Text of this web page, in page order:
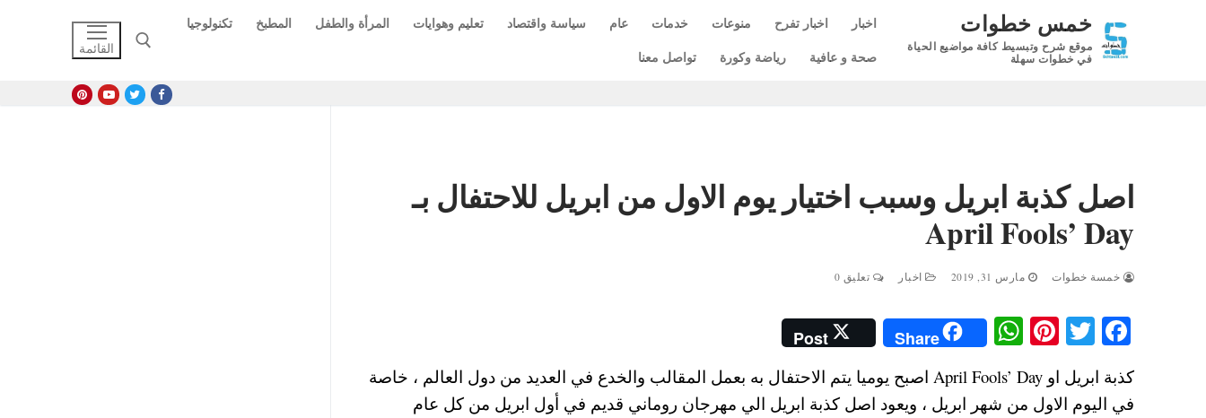
خمس خطوات
موقع شرح وتبسيط كافة مواضيع الحياة
في خطوات سهلة
اخبار اخبار تفرح منوعات خدمات عام سياسة واقتصاد تعليم وهوايات المرأة والطفل المطبخ
تكنولوجيا
صحة و عافية
رياضة وكورة تواصل معنا القائمة
اصل كذبة ابريل وسبب اختيار يوم الاول من ابريل للاحتفال بـ
April Fools’ Day
خمسة خطوات مارس 31, 2019 اخبار تعليق 0
Fa
ce
bo
T
wi
tte
Pi
er
W
ha
ts
Share
Post
كذبة ابريل او April Fools’ Day اصبح يوميا يتم الاحتفال به بعمل المقالب والخدع في العديد من دول العالم ، خاصة
في اليوم الاول من شهر ابريل ، ويعود اصل كذبة ابريل الي مهرجان روماني قديم في أول ابريل من كل عام